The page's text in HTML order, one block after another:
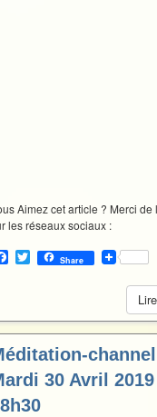
Aimez cet article ? Merci de
les réseaux sociaux :
F
a
o
o
k
T
w
e
r
Share
30 Avril